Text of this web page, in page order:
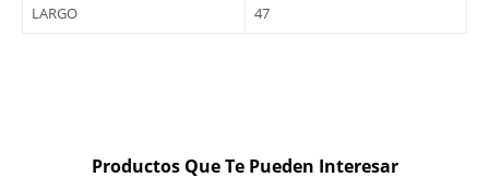
LARGO 47
Productos Que Te Pueden Interesar